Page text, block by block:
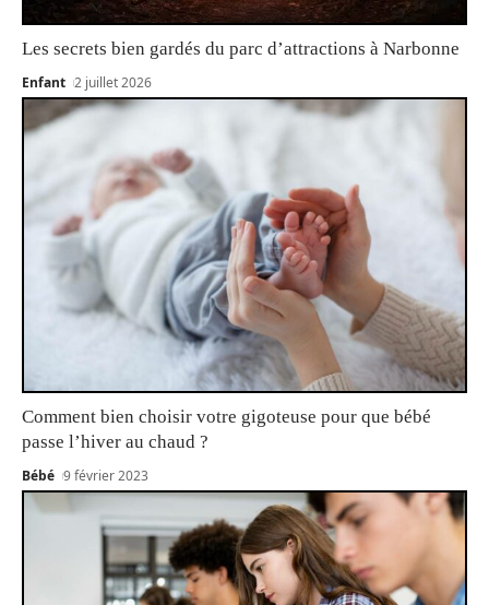
Les secrets bien gardés du parc d’attractions à Narbonne
Enfant 2 juillet 2026
Comment bien choisir votre gigoteuse pour que bébé
passe l’hiver au chaud ?
Bébé 9 février 2023